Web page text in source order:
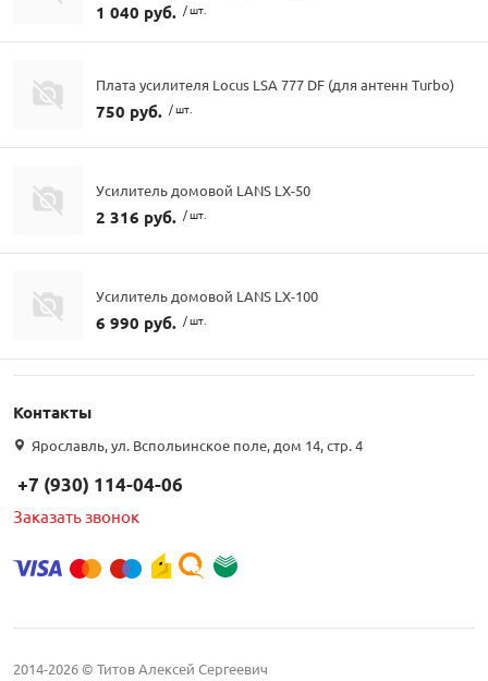
1 040 руб. / шт.
Плата усилителя Locus LSA 777 DF (для антенн Turbo)
750 руб. / шт.
Усилитель домовой LANS LX-50
2 316 руб. / шт.
Усилитель домовой LANS LX-100
6 990 руб. / шт.
Контакты
Ярославль, ул. Вспольинское поле, дом 14, стр. 4
+7 (930) 114-04-06
Заказать звонок
2014-2026 © Титов Алексей Сергеевич